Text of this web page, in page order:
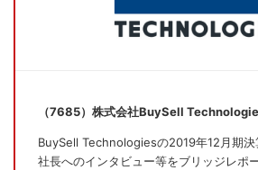
（7685）株式会社BuySell
BuySell Technologiesの2019年12月期決
社長へのインタビュー等をブリッジレポ